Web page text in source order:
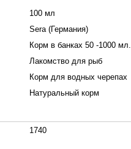
100 мл
Sera (Германия)
Корм в банках 50 -1000 мл.
Лакомство для рыб
Корм для водных черепах
Натуральный корм
1740